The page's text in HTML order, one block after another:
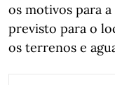
os motivos para
previsto para o
os terrenos e